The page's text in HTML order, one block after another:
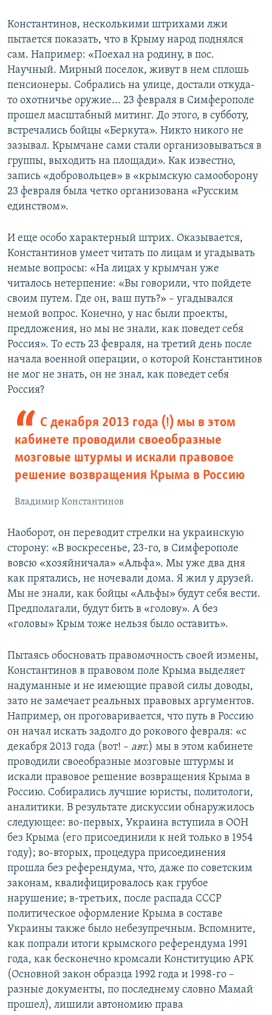
Константинов, несколькими штрихами лжи
пытается показать, что в Крыму народ поднялся
сам. Например: «Поехал на родину, в пос.
Научный. Мирный поселок, живут в нем сплошь
пенсионеры. Собрались на улице, достали откуда-
то охотничье оружие... 23 февраля в Симферополе
прошел масштабный митинг. До этого, в субботу,
встречались бойцы «Беркута». Никто никого не
зазывал. Крымчане сами стали организовываться в
группы, выходить на площади». Как известно,
запись «добровольцев» в «крымскую самооборону
23 февраля была четко организована «Русским
единством».
И еще особо характерный штрих. Оказывается,
Константинов умеет читать по лицам и угадывать
немые вопросы: «На лицах у крымчан уже
читалось нетерпение: «Вы говорили, что пойдете
своим путем. Где он, ваш путь?» – угадывался
немой вопрос. Конечно, у нас были проекты,
предложения, но мы не знали, как поведет себя
Россия». То есть 23 февраля, на третий день после
начала военной операции, о которой Константинов
не мог не знать, он не знал, как поведет себя
Россия?
С декабря 2013 года (!) мы в этом
кабинете проводили своеобразные
мозговые штурмы и искали правовое
решение возвращения Крыма в Россию
Владимир Константинов
Наоборот, он переводит стрелки на украинскую
сторону: «В воскресенье, 23-го, в Симферополе
вовсю «хозяйничала» «Альфа». Мы уже два дня
как прятались, не ночевали дома. Я жил у друзей.
Мы не знали, как бойцы «Альфы» будут себя вести.
Предполагали, будут бить в «голову». А без
«головы» Крым тоже нельзя было оставить».
Пытаясь обосновать правомочность своей измены,
Константинов в правовом поле Крыма выделяет
надуманные и не имеющие правой силы доводы,
зато не замечает реальных правовых аргументов.
Например, он проговаривается, что путь в Россию
он начал искать задолго до рокового февраля: «с
декабря 2013 года (вот! – авт.) мы в этом кабинете
проводили своеобразные мозговые штурмы и
искали правовое решение возвращения Крыма в
Россию. Собирались лучшие юристы, политологи,
аналитики. В результате дискуссии обнаружилось
следующее: во-первых, Украина вступила в ООН
без Крыма (его присоединили к ней только в 1954
году); во-вторых, процедура присоединения
прошла без референдума, что, даже по советским
законам, квалифицировалось как грубое
нарушение; в-третьих, после распада СССР
политическое оформление Крыма в составе
Украины также было небезупречным. Вспомните,
как попрали итоги крымского референдума 1991
года, как бесконечно кромсали Конституцию АРК
(Основной закон образца 1992 года и 1998-го –
разные документы, по последнему словно Мамай
прошел), лишили автономию права